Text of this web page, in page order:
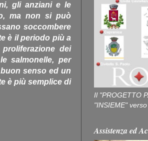
gli anziani e le
ma non si può
soccombere
è il periodo più a
dei
salmonelle, per
senso ed un
è più semplice di
Il "PROGETTO
"INSIEME"
Assistenza ed